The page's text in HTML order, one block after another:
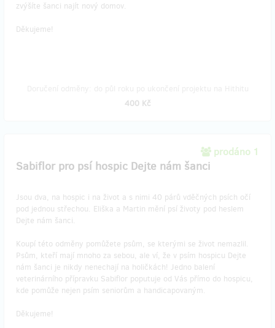
zvýšíte šanci najít nový domov.
Děkujeme!
400 Kč
prodáno 1
Sabiflor pro psí hospic Dejte nám šanci
Jsou dva, na hospic i na život a s nimi 40 párů vděčných psích očí
pod jednou střechou. Eliška a Martin mění psí životy pod heslem
Dejte nám šanci.
Koupí této odměny pomůžete psům, se kterými se život nemazlil.
Psům, kteří mají mnoho za sebou, ale ví, že v psím hospicu Dejte
nám šanci je nikdy nenechají na holičkách! Jedno balení
veterinárního přípravku Sabiflor poputuje od Vás přímo do hospicu,
kde pomůže nejen psím seniorům a handicapovaným.
Děkujeme!